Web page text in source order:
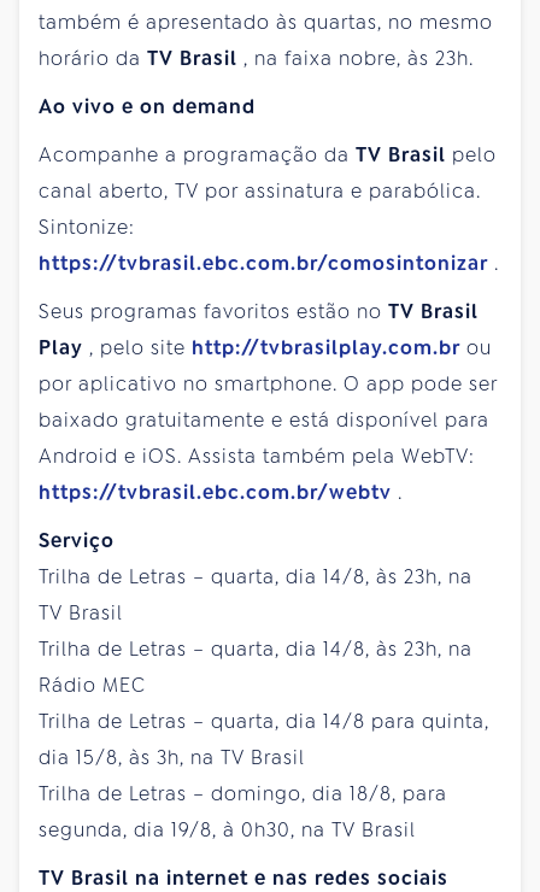
também é apresentado às quartas, no mesmo
horário da TV Brasil , na faixa nobre, às 23h.
Ao vivo e on demand
Acompanhe a programação da TV Brasil pelo
canal aberto, TV por assinatura e parabólica.
Sintonize:
https://tvbrasil.ebc.com.br/comosintonizar .
Seus programas favoritos estão no TV Brasil
Play , pelo site http://tvbrasilplay.com.br ou
por aplicativo no smartphone. O app pode ser
baixado gratuitamente e está disponível para
Android e iOS. Assista também pela WebTV:
https://tvbrasil.ebc.com.br/webtv .
Serviço
Trilha de Letras – quarta, dia 14/8, às 23h, na
TV Brasil
Trilha de Letras – quarta, dia 14/8, às 23h, na
Rádio MEC
Trilha de Letras – quarta, dia 14/8 para quinta,
dia 15/8, às 3h, na TV Brasil
Trilha de Letras – domingo, dia 18/8, para
segunda, dia 19/8, à 0h30, na TV Brasil
TV Brasil na internet e nas redes sociais